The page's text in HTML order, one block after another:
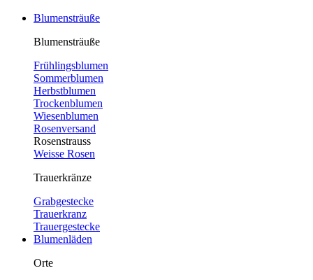
Blumensträuße
Blumensträuße
Frühlingsblumen
Sommerblumen
Herbstblumen
Trockenblumen
Wiesenblumen
Rosenversand
Rosenstrauss
Weisse Rosen
Trauerkränze
Grabgestecke
Trauerkranz
Trauergestecke
Blumenläden
Orte